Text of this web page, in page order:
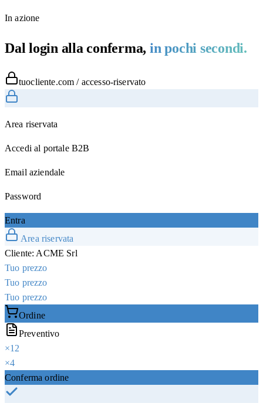
In azione
Dal login alla conferma, in pochi secondi.
tuocliente.com / accesso-riservato
Area riservata
Accedi al portale B2B
Email aziendale
Password
Entra
Area riservata
Cliente: ACME Srl
Tuo prezzo
Tuo prezzo
Tuo prezzo
Ordine
Preventivo
×12
×4
Conferma ordine